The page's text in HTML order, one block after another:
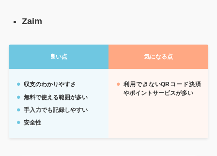
Zaim
良い点 気になる点
収支のわかりやすさ
無料で使える範囲が多い
手入力でも記録しやすい
安全性
利用できないQRコード決済
やポイントサービスが多い